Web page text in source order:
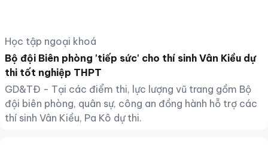
Học tập ngoại khoá
Bộ đội Biên phòng 'tiếp sức' cho thí sinh Vân Kiều dự
thi tốt nghiệp THPT
GD&TĐ - Tại các điểm thi, lực lượng vũ trang gồm Bộ
đội biên phòng, quân sự, công an đồng hành hỗ trợ các
thí sinh Vân Kiều, Pa Kô dự thi.